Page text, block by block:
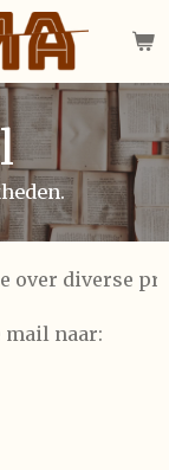
over diverse
mail naar: